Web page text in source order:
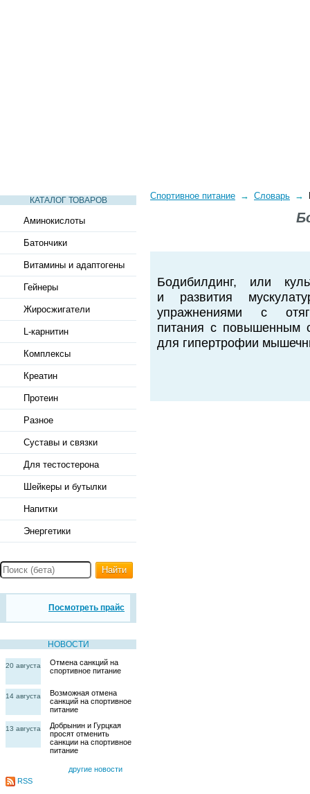
КАТАЛОГ ТОВАРОВ
Аминокислоты
Батончики
Витамины и адаптогены
Гейнеры
Жиросжигатели
L-карнитин
Комплексы
Креатин
Протеин
Разное
Суставы и связки
Для тестостерона
Шейкеры и бутылки
Напитки
Энергетики
Найти
Посмотреть прайс
НОВОСТИ
20 августа
Отмена санкций на
спортивное питание
14 августа
Возможная отмена
санкций на спортивное
питание
13 августа
Добрынин и Гурцкая
просят отменить
санкции на спортивное
питание
другие новости
RSS
Спортивное питание → Словарь →
Бодибилдинг, или
и развития
упражнениями с
питания с повышенным
для гипертрофии